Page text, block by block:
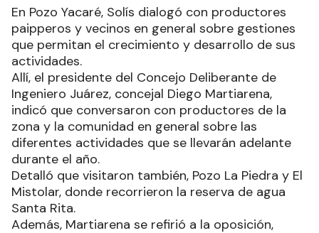
En Pozo Yacaré, Solís dialogó con productores
paipperos y vecinos en general sobre gestiones
que permitan el crecimiento y desarrollo de sus
actividades.
Allí, el presidente del Concejo Deliberante de
Ingeniero Juárez, concejal Diego Martiarena,
indicó que conversaron con productores de la
zona y la comunidad en general sobre las
diferentes actividades que se llevarán adelante
durante el año.
Detalló que visitaron también, Pozo La Piedra y El
Mistolar, donde recorrieron la reserva de agua
Santa Rita.
Además, Martiarena se refirió a la oposición,